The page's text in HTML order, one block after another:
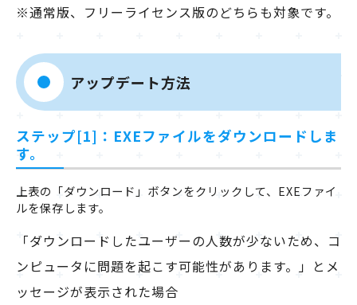
※通常版、フリーライセンス版のどちらも対象です。
アップデート方法
ステップ[1]：EXEファイルをダウンロードしま
す。
上表の「ダウンロード」ボタンをクリックして、EXEファイ
ルを保存します。
「ダウンロードしたユーザーの人数が少ないため、コ
ンピュータに問題を起こす可能性があります。」とメ
ッセージが表示された場合